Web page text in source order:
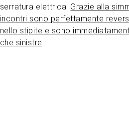
serratura elettrica. Grazie alla
incontri sono perfettamente
nello stipite e sono
che sinistre.